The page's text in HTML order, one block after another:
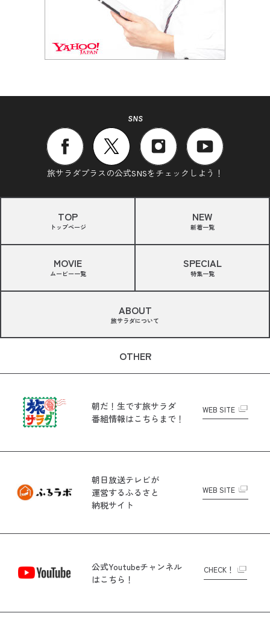
SNS
旅サラダプラスの公式SNSをチェックしよう！
TOP
トップページ
NEW
新着一覧
MOVIE
ムービー一覧
SPECIAL
特集一覧
ABOUT
旅サラダについて
OTHER
朝だ！生です旅サラダ
番組情報はこちらまで！
WEB SITE
朝日放送テレビが
運営するふるさと
納税サイト
WEB SITE
公式Youtubeチャンネル
はこちら！
CHECK！